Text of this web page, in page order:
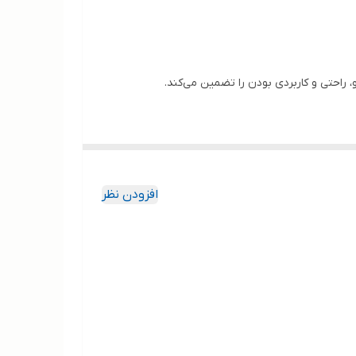
افزودن نظر